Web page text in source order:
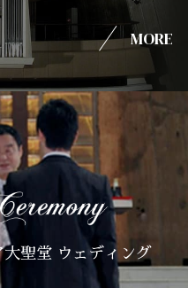
MORE
聖堂 ウェディング